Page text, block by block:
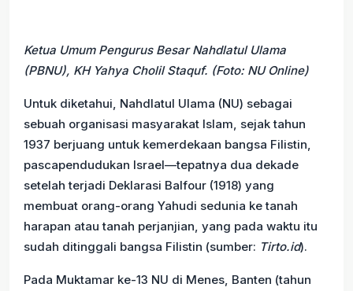
Ketua Umum Pengurus Besar Nahdlatul Ulama
(PBNU), KH Yahya Cholil Staquf. (Foto: NU Online)
Untuk diketahui, Nahdlatul Ulama (NU) sebagai
sebuah organisasi masyarakat Islam, sejak tahun
1937 berjuang untuk kemerdekaan bangsa Filistin,
pascapendudukan Israel—tepatnya dua dekade
setelah terjadi Deklarasi Balfour (1918) yang
membuat orang-orang Yahudi sedunia ke tanah
harapan atau tanah perjanjian, yang pada waktu itu
sudah ditinggali bangsa Filistin (sumber: Tirto.id).
Pada Muktamar ke-13 NU di Menes, Banten (tahun